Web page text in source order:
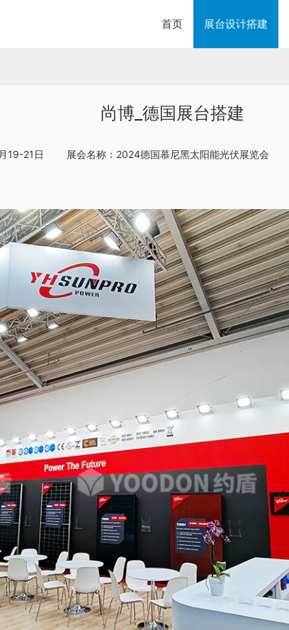
首页 展台设计搭建
尚博_德国展台搭建
19-21日        展会名称：2024德国慕尼黑太阳能光伏展览会